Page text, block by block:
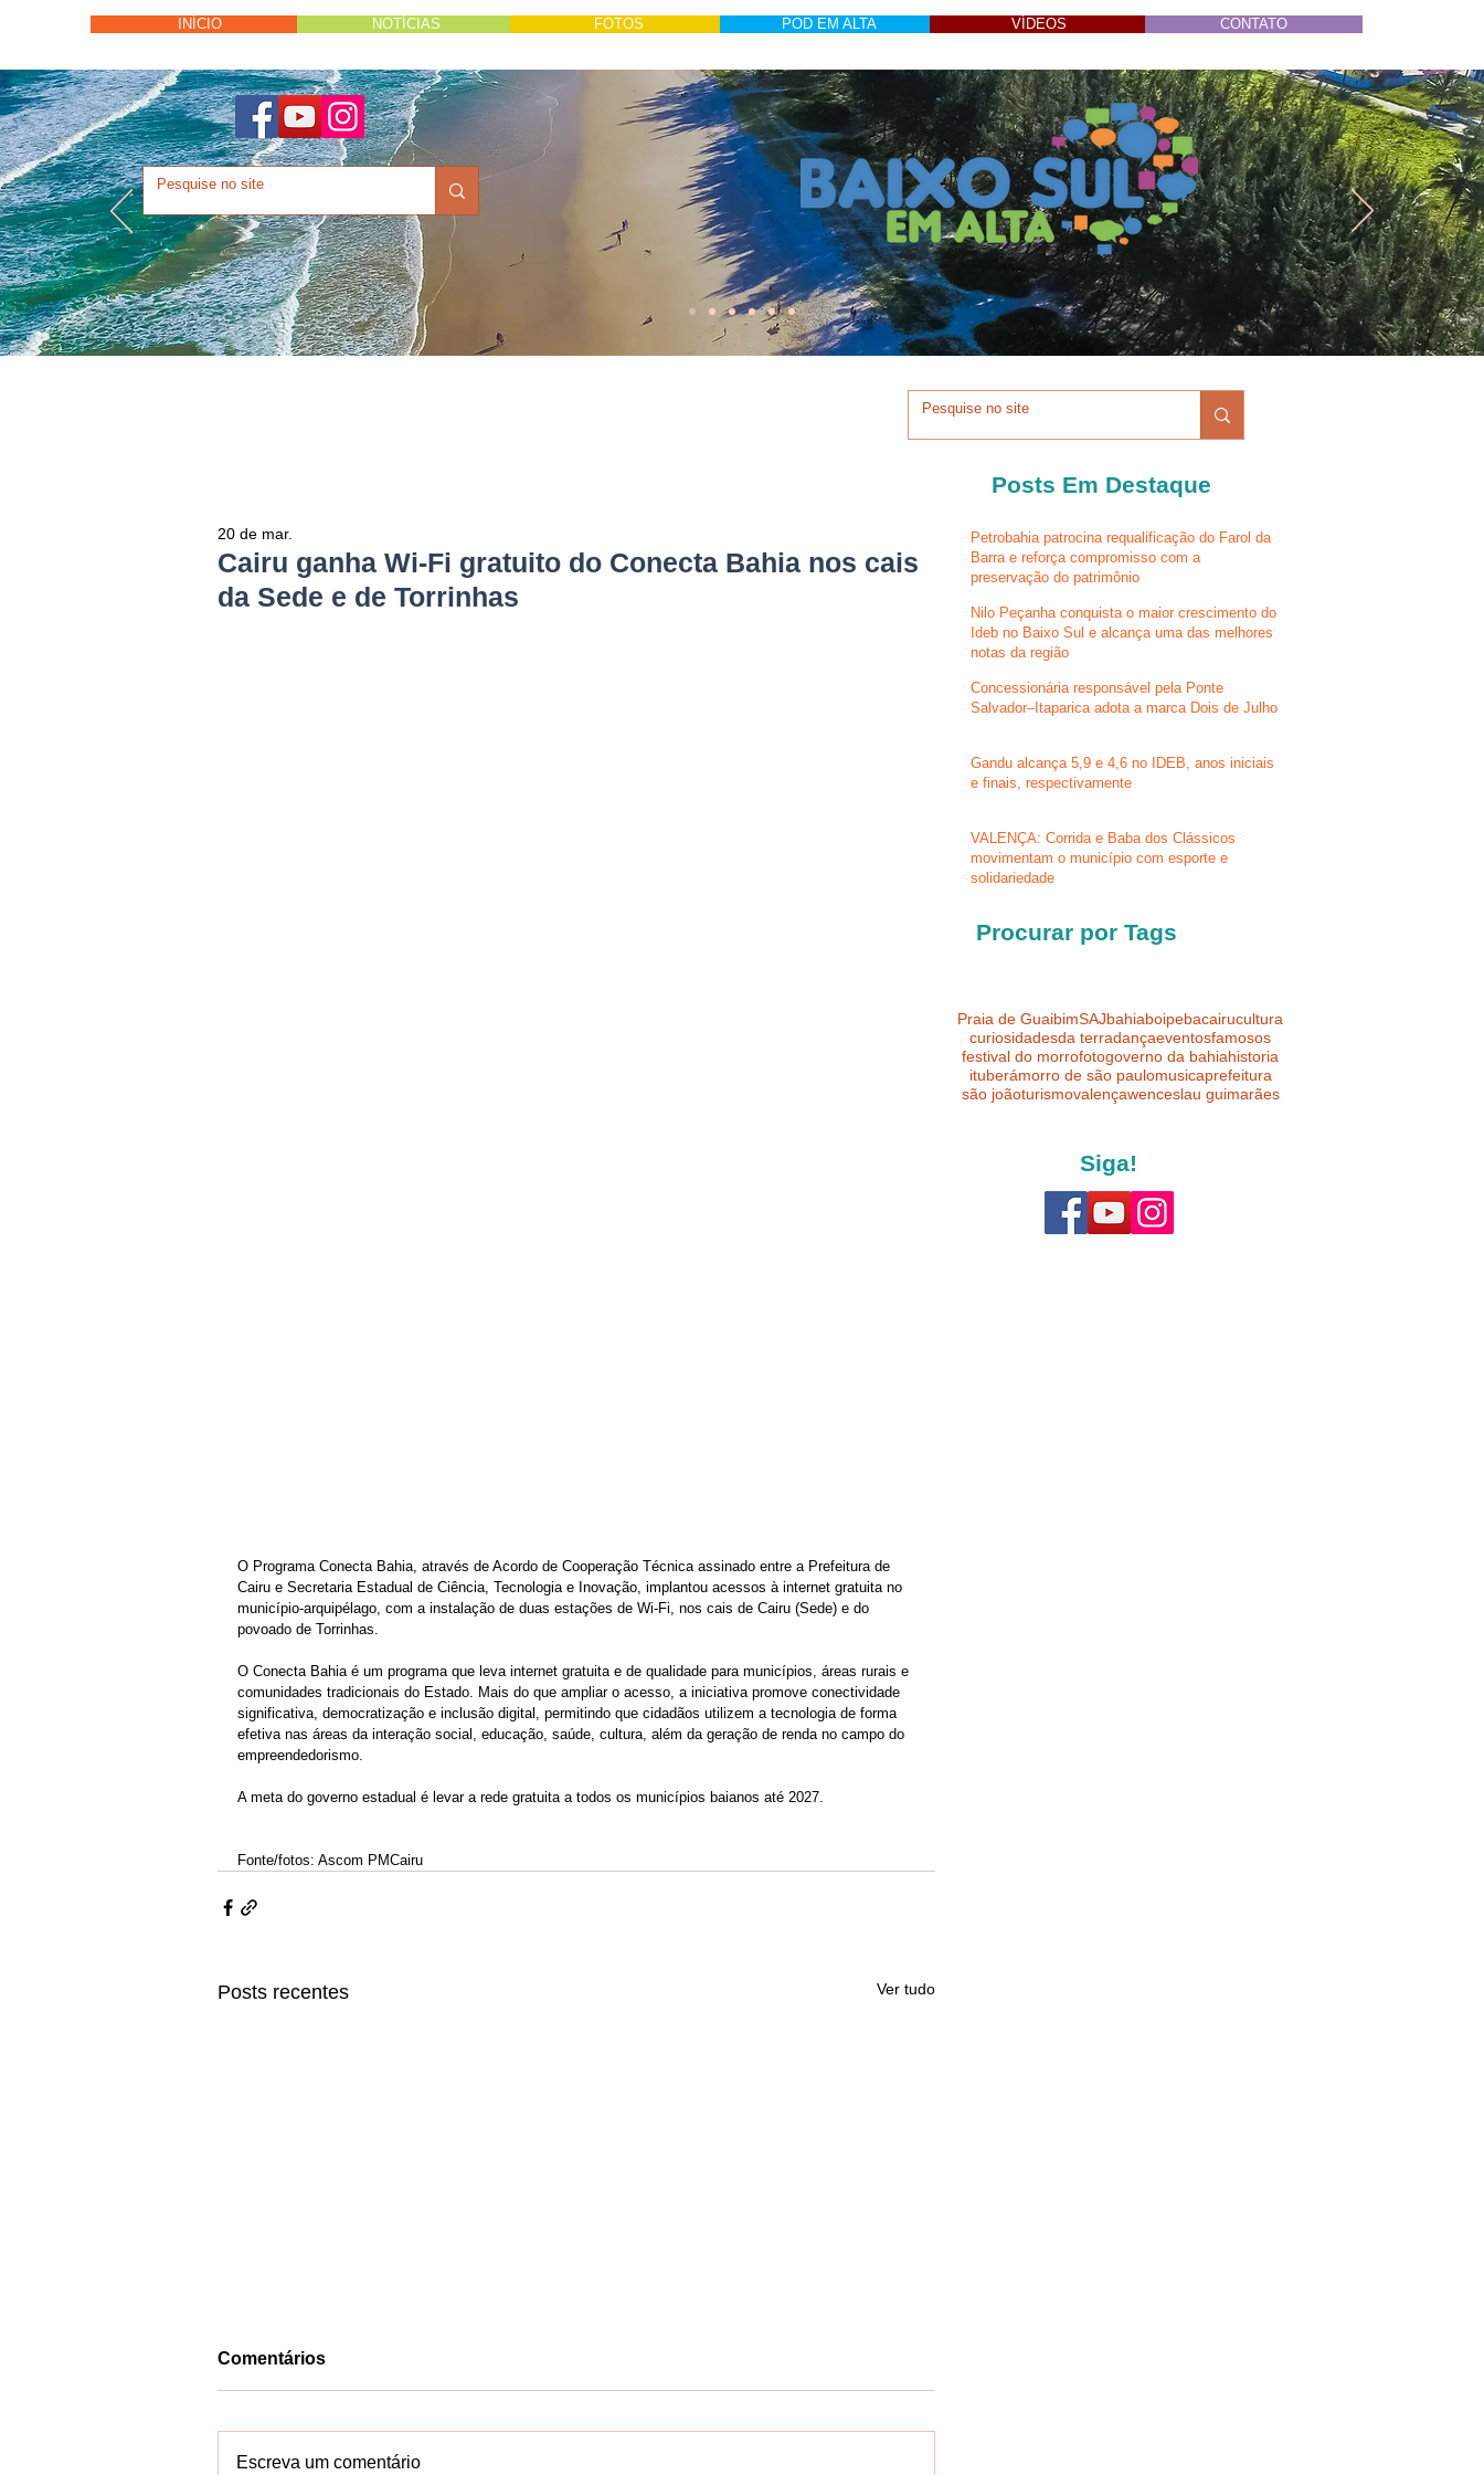
INÍCIO NOTÍCIAS FOTOS POD EM ALTA VÍDEOS CONTATO
Cairu ganha Wi-Fi gratuito do Conecta Bahia nos cais
da Sede e de Torrinhas
20 de mar.
O Programa Conecta Bahia, através de Acordo de Cooperação Técnica assinado entre a Prefeitura de
Cairu e Secretaria Estadual de Ciência, Tecnologia e Inovação, implantou acessos à internet gratuita no
município-arquipélago, com a instalação de duas estações de Wi-Fi, nos cais de Cairu (Sede) e do
povoado de Torrinhas.
O Conecta Bahia é um programa que leva internet gratuita e de qualidade para municípios, áreas rurais e
comunidades tradicionais do Estado. Mais do que ampliar o acesso, a iniciativa promove conectividade
significativa, democratização e inclusão digital, permitindo que cidadãos utilizem a tecnologia de forma
efetiva nas áreas da interação social, educação, saúde, cultura, além da geração de renda no campo do
empreendedorismo.
A meta do governo estadual é levar a rede gratuita a todos os municípios baianos até 2027.
Fonte/fotos: Ascom PMCairu
Posts recentes Ver tudo
Comentários
Escreva um comentário
Posts Em Destaque
Petrobahia patrocina requalificação do Farol da
Barra e reforça compromisso com a
preservação do patrimônio
Nilo Peçanha conquista o maior crescimento do
Ideb no Baixo Sul e alcança uma das melhores
notas da região
Concessionária responsável pela Ponte
Salvador–Itaparica adota a marca Dois de Julho
Gandu alcança 5,9 e 4,6 no IDEB, anos iniciais
e finais, respectivamente
VALENÇA: Corrida e Baba dos Clássicos
movimentam o município com esporte e
solidariedade
Procurar por Tags
Praia de GuaibimSAJbahiaboipebacairucultura
curiosidadesda terradançaeventosfamosos
festival do morrofotogoverno da bahiahistoria
ituberámorro de são paulomusicaprefeitura
são joãoturismovalençawenceslau guimarães
Siga!